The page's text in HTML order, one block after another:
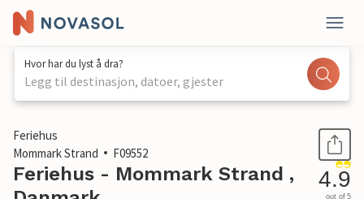
Hvor har du lyst å dra?
Legg til destinasjon, datoer, gjester
1 / 26
Feriehus
Mommark Strand
F09552
Feriehus - Mommark Strand ,
4.9
out of 5